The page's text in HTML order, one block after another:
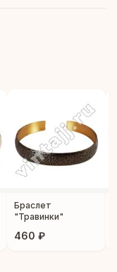
Браслет
"Травинки"
460 ₽